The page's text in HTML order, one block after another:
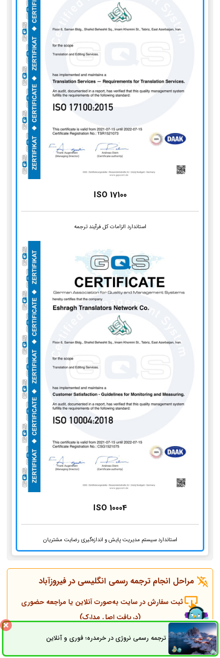
ISO 17100
استاندارد الزامات کل فرآیند ترجمه
ISO 10004
استاندارد سیستم مدیریت پایش و اندازه‌گیری رضایت مشتریان
مراحل انجام ترجمه رسمی انگلیسی درفیروزآباد
ثبت سفارش در سایت به‌صورت آنلاین یا مراجعه حضوری
(دریافت اصل مدارک)
ترجمه رسمی نروژی در خرمدره؛ فوری و آنلاینثبت سفارش راه های ارتباطی